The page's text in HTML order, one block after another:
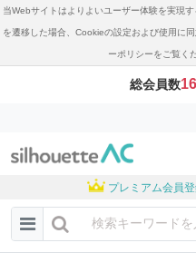
当Webサイトはよりよいユーザー体験を実現
を遷移した場合、Cookieの設定および使用に
ーポリシーをご覧く
総会員数
プレミアム会員